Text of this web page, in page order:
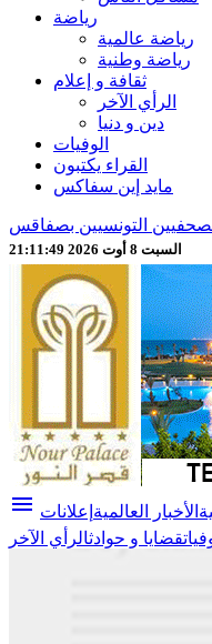
رياضة
رياضة عالمية
رياضة وطنية
ثقافة و إعلام
الرأي الآخر
دين و دنيا
الوفيات
القراء يكتبون
مايد إين سفاكس
التونسيين بصفاقس
السبت 8 أوت 2026 21:11:51
menu الأخبار العالمية إعلانات
قضايا و حوادثالرأي الآخر